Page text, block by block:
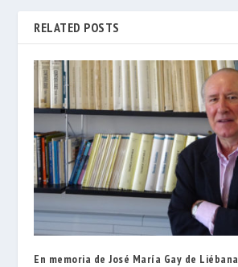
RELATED POSTS
En memoria de José María Gay de Liébana